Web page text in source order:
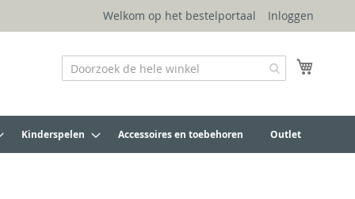
Welkom op het bestelportaal Inloggen
Kinderspelen Accessoires en toebehoren Outlet